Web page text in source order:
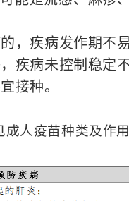
，疾病发作期不易
疾病未控制稳定不
接种。
成人疫苗种类及作用